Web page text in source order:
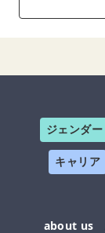
ジェンダー
キャリア
about us